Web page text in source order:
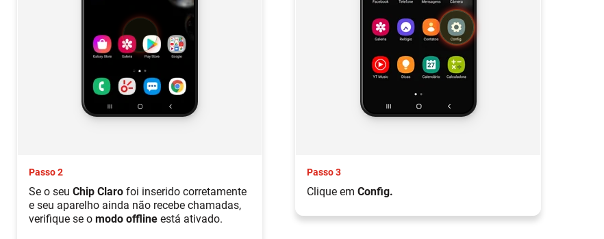
Passo 2
Se o seu Chip Clarofoi inserido corretamente
e seu aparelho ainda não recebe chamadas,
verifique se o modo offlineestá ativado.
Passo 3
Clique emConfig.